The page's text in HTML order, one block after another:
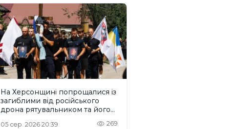
На Херсонщині попрощалися із
загиблими від російського
дрона рятувальником та його
05 сер. 2026 20:39 269